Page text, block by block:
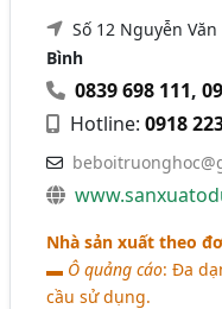
Số 12 Nguyễn
Bình
0839 698 111,
Hotline:0918
Nhà sản xuất theo
▬ Ô quảng cáo: Đa
cầu sử dụng.